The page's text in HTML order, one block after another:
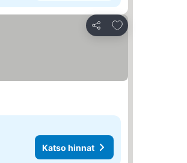
Jaa
Lisää suosikkeihin
Katso hinnat